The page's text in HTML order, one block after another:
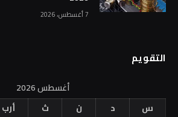
7 أغسطس، 2026
التقويم
أغسطس 2026
س
د ن ث أرب